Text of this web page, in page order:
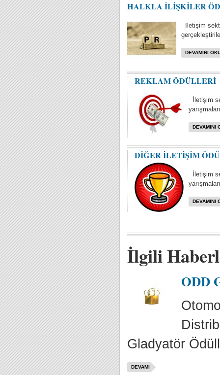
HALKLA İLİŞKİLER
İletişim
DEVAMINI
REKLAM ÖDÜLLERİ
İletişim
DEVAMINI
DİĞER İLETİŞİM
İletişim
DEVAMINI
İlgili
ODD
Gladyatör
DEVAMI